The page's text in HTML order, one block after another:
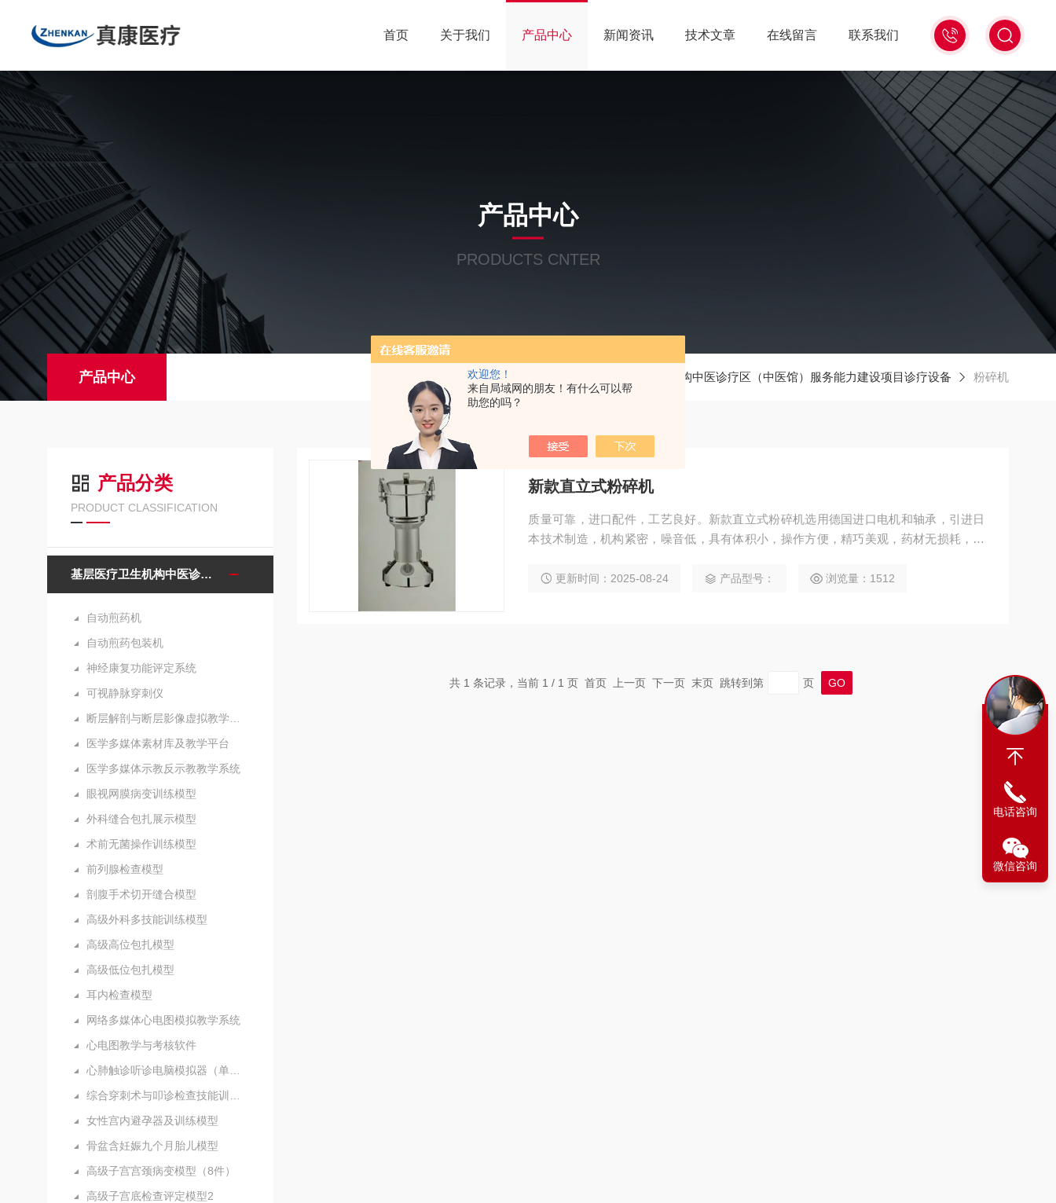
欢迎您！
来自局域网的朋友！有什么可以帮
助您的吗？
021-
56528785
首页 关于我们 产品中心 新闻资讯 技术文章 在线留言 联系我们
产品中心
PRODUCTS CNTER
产品中心 当前位置：首页 基层医疗卫生机构中医诊疗区（中医馆）服务能力建设项目诊疗设备 粉碎机
产品分类
PRODUCT CLASSIFICATION
基层医疗卫生机构中医诊疗区（中医馆）服务能力建设项目诊疗设备
自动煎药机
自动煎药包装机
神经康复功能评定系统
可视静脉穿刺仪
医学多媒体素材库及教学平台
医学多媒体示教反示教教学系统
眼视网膜病变训练模型
外科缝合包扎展示模型
术前无菌操作训练模型
前列腺检查模型
剖腹手术切开缝合模型
高级外科多技能训练模型
高级高位包扎模型
高级低位包扎模型
耳内检查模型
网络多媒体心电图模拟教学系统
心电图教学与考核软件
女性宫内避孕器及训练模型
骨盆含妊娠九个月胎儿模型
高级子宫宫颈病变模型（8件）
高级子宫底检查评定模型2
新款直立式粉碎机
质量可靠，进口配件，工艺良好。新款直立式粉碎机选用德国进口电机和轴承，引进日
本技术制造，机构紧密，噪音低，具有体积小，操作方便，精巧美观，药材无损耗，工
（W）：1000 电压（V）：220 转速（r/min）：25000 包装尺寸：172*172*395
更新时间：2025-08-24 产品型号： 浏览量：1512
共 1 条记录，当前 1 / 1 页 首页 上一页 下一页 末页 跳转到第 页
电话咨询
微信咨询